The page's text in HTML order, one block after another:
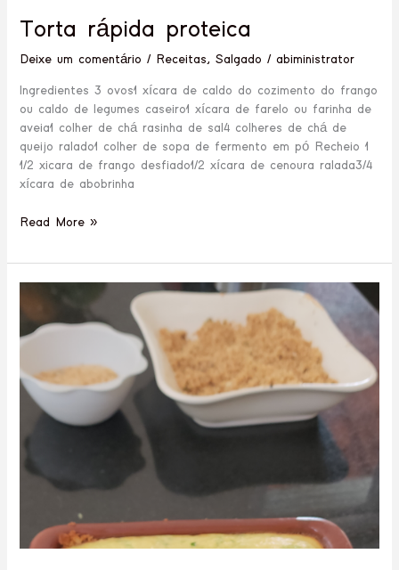
Torta rápida proteica
Deixe um comentário / Receitas,Salgado /abiministrator
Ingredientes 3 ovos1 xícara de caldo do cozimento do frango
ou caldo de legumes caseiro1 xícara de farelo ou farinha de
aveia1 colher de chá rasinha de sal4 colheres de chá de
queijo ralado1 colher de sopa de fermento em pó Recheio 1
1/2 xicara de frango desfiado1/2 xícara de cenoura ralada3/4
xícara de abobrinha
Read More »
de
bolacha
integral